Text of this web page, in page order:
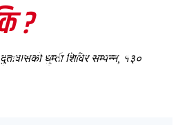
?
गतिविधि
दुतावासको घुम्ती शिविर सम्पन्न, १३०
लाभान्वित